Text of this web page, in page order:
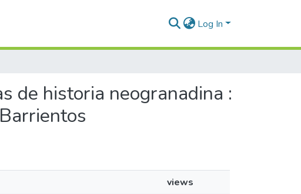
Log In
de historia neogranadina :
views